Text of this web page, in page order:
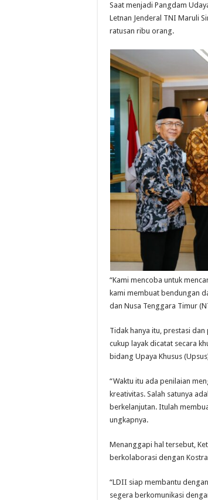
Saat menjadi Pangdam
Letnan Jenderal TNI Maruli
ratusan ribu orang.
“Kami mencoba untuk
kami membuat bendungan
dan Nusa Tenggara Timur
Tidak hanya itu, prestasi
cukup layak dicatat secara
bidang Upaya Khusus
“Waktu itu ada penilaian
kreativitas. Salah satunya
berkelanjutan. Itulah
ungkapnya.
Menanggapi hal tersebut,
berkolaborasi dengan
“LDII siap membantu
segera berkomunikasi